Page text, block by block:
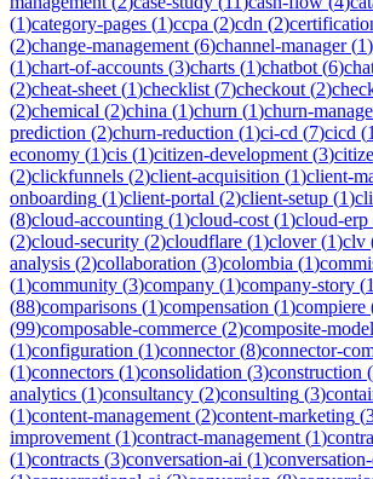
(1)category-pages (1)ccpa (2)cdn (2)
(2)change-management (6)channel-manager(1)
(1)chart-of-accounts (3)charts (1)chatbot (6)
(2)cheat-sheet (1)checklist (7)checkout (2)
(2)chemical (2)china (1)churn (1)churn-
prediction (2)churn-reduction (1)ci-cd (7)cicd (1
economy (1)cis (1)citizen-development (3)
(2)clickfunnels (2)client-acquisition (1)client-
onboarding (1)client-portal (2)client-setup (1)
(8)cloud-accounting (1)cloud-cost (1)cloud-erp
(2)cloud-security (2)cloudflare (1)clover(1)clv
analysis (2)collaboration (3)colombia (1)
(1)community (3)company (1)company-story (1
(88)comparisons (1)compensation (1)compiere
(99)composable-commerce (2)composite-
(1)configuration (1)connector(8)connector-
(1)connectors (1)consolidation (3)construction (
analytics (1)consultancy (2)consulting (3)
(1)content-management (2)content-marketing (
improvement (1)contract-management (1)
(1)contracts (3)conversation-ai (1)